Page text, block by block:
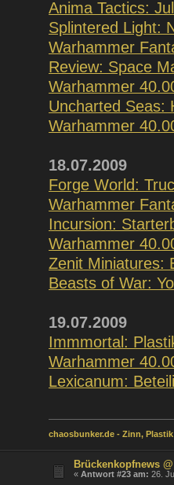
Anima Tactics:
Splintered Light:
Warhammer
Review: Space
Warhammer
Uncharted Seas:
Warhammer
18.07.2009
Forge World:
Warhammer
Incursion:
Warhammer
Zenit Miniatures:
Beasts of War:
19.07.2009
Immmortal:
Warhammer
Lexicanum:
chaosbunker.de - Zinn,
Brückenkopfnews
«Antwort #23 am: 26.